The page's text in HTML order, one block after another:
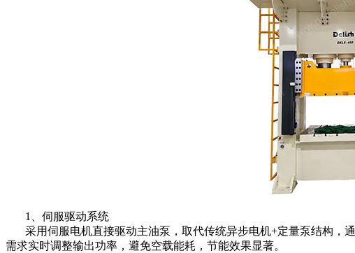
1、伺服驱动系统‌
采用伺服电机直接驱动主油泵，取代传统异步电机+定量泵结构，通
需求实时调整输出功率，避免空载能耗，节能效果显著。